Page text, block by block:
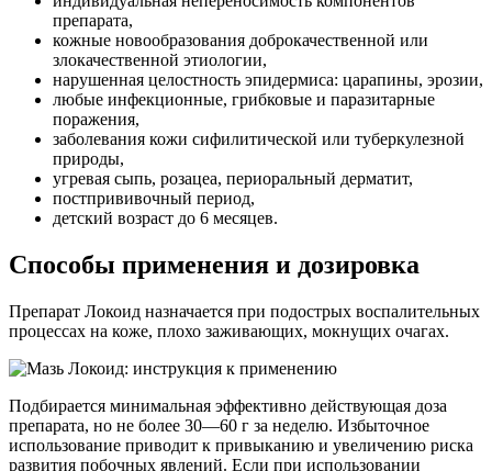
препарата,
кожные новообразования доброкачественной или
злокачественной этиологии,
нарушенная целостность эпидермиса: царапины, эрозии,
любые инфекционные, грибковые и паразитарные
поражения,
заболевания кожи сифилитической или туберкулезной
природы,
угревая сыпь, розацеа, периоральный дерматит,
постпрививочный период,
детский возраст до 6 месяцев.
Способы применения и дозировка
Препарат Локоид назначается при подострых воспалительных
процессах на коже, плохо заживающих, мокнущих очагах.
Подбирается минимальная эффективно действующая доза
препарата, но не более 30—60 г за неделю. Избыточное
использование приводит к привыканию и увеличению риска
развития побочных явлений. Если при использовании